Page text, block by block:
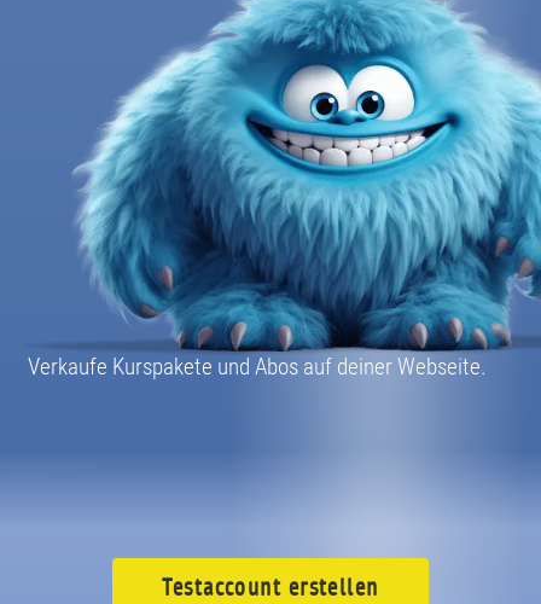
Verkaufe Kurspakete und Abos auf deiner Webseite.
Testaccount erstellen
Magazin
Registrieren
Beratungstermin
08004003055